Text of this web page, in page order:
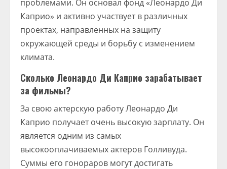
проблемами. Он основал фонд «Леонардо Ди
Каприо» и активно участвует в различных
проектах, направленных на защиту
окружающей среды и борьбу с изменением
климата.
Сколько Леонардо Ди Каприо зарабатывает
за фильмы?
За свою актерскую работу Леонардо Ди
Каприо получает очень высокую зарплату. Он
является одним из самых
высокооплачиваемых актеров Голливуда.
Суммы его гонораров могут достигать